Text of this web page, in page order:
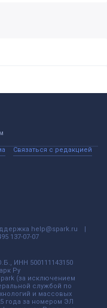
Связаться с редакцией
help@spark.ru
137-07-07
ИНН 500111143150
Ру
(за исключением
службой по
и массовых
года за номером ЭЛ